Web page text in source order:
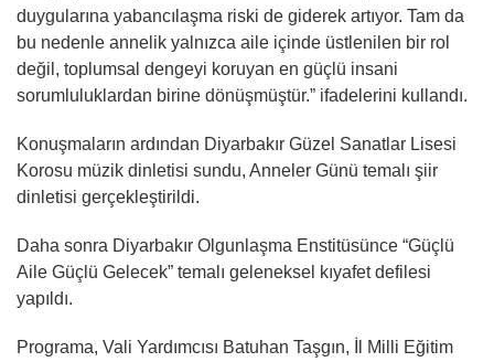
duygularına yabancılaşma riski de giderek artıyor. Tam da
bu nedenle annelik yalnızca aile içinde üstlenilen bir rol
değil, toplumsal dengeyi koruyan en güçlü insani
sorumluluklardan birine dönüşmüştür.” ifadelerini kullandı.
Konuşmaların ardından Diyarbakır Güzel Sanatlar Lisesi
Korosu müzik dinletisi sundu, Anneler Günü temalı şiir
dinletisi gerçekleştirildi.
Daha sonra Diyarbakır Olgunlaşma Enstitüsünce “Güçlü
Aile Güçlü Gelecek” temalı geleneksel kıyafet defilesi
yapıldı.
Programa, Vali Yardımcısı Batuhan Taşgın, İl Milli Eğitim